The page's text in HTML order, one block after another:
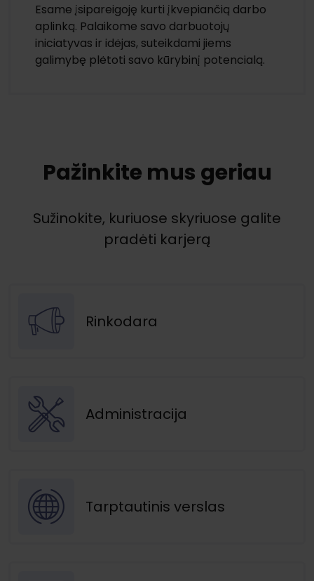
Esame įsipareigoję kurti įkvepiančią darbo
aplinką. Palaikome savo darbuotojų
iniciatyvas ir idėjas, suteikdami jiems
galimybę plėtoti savo kūrybinį potencialą.
Pažinkite mus geriau
Sužinokite, kuriuose skyriuose galite
pradėti karjerą
Rinkodara
Administracija
Tarptautinis verslas